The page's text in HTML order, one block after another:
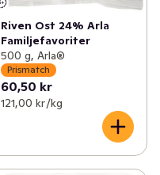
Riven Ost 24% Arla
Familjefavoriter
500 g, Arla®
Prismatch
60,50 kr
121,00 kr /kg